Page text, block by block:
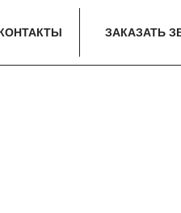
ЗАКАЗАТЬ